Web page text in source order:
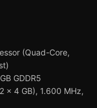
(Quad-Core,
GDDR5
x 4 GB), 1.600 MHz,